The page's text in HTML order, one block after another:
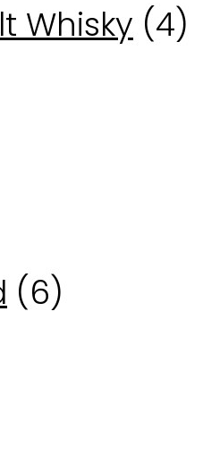
Whisky (4)
(6)